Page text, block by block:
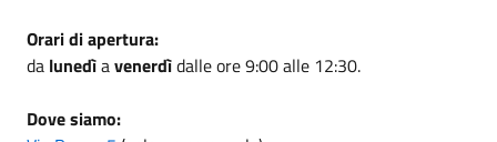
Orari di apertura:
da lunedìavenerdìdalle ore 9:00 alle 12:30.
Dove siamo: